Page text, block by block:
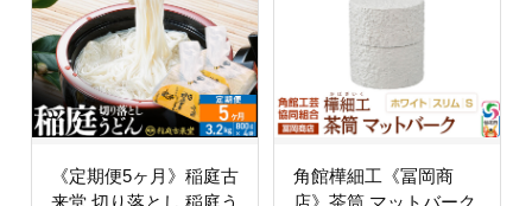
《定期便5ヶ月》稲庭古
来堂 切り落とし 稲庭う
角館樺細工《冨岡商
店》茶筒 マットバーク